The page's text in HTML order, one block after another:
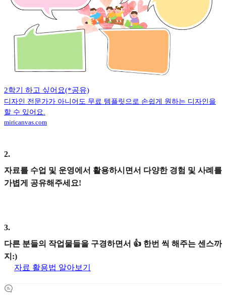
2학기 하고 싶어요(*공유)
디자인 전문가가 아니어도 무료 템플릿으로 손쉽게 원하는 디자인을
할 수 있어요.
miricanvas.com
2.
자료를 수업 및 운영에서 활용하시면서 다양한 경험 및 사례를
가볍게 공유해주세요!
3.
다른 분들의 작업물들을 구경하면서 👍 한번 씩 해주는 센스까
지:)
자료 활용법 알아보기